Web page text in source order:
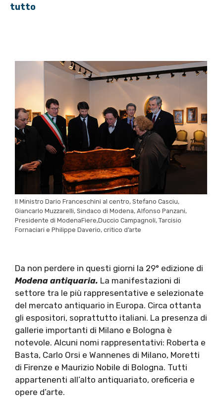
tutto
Il Ministro Dario Franceschini al centro, Stefano Casciu,
Giancarlo Muzzarelli, Sindaco di Modena, Alfonso Panzani,
Presidente di ModenaFiere,Duccio Campagnoli, Tarcisio
Fornaciari e Philippe Daverio, critico d’arte
Da non perdere in questi giorni la 29° edizione di
Modena antiquaria. La manifestazioni di
settore tra le più rappresentative e selezionate
del mercato antiquario in Europa. Circa ottanta
gli espositori, soprattutto italiani. La presenza di
gallerie importanti di Milano e Bologna è
notevole. Alcuni nomi rappresentativi: Roberta e
Basta, Carlo Orsi e Wannenes di Milano, Moretti
di Firenze e Maurizio Nobile di Bologna. Tutti
appartenenti all’alto antiquariato, oreficeria e
opere d’arte.